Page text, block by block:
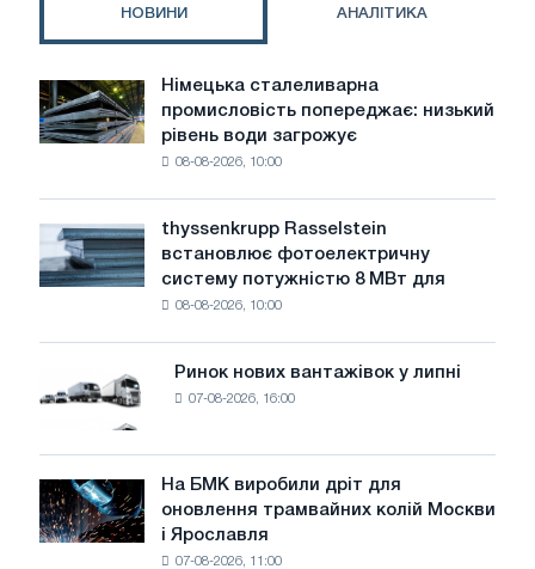
суму
мільярда
євро
НОВИНИ АНАЛІТИКА
Німецька
сталеливарна
промисловість
води
загрожує
безпеці
Німецька сталеливарна
промисловість попереджає: низький
рівень води загрожує
08-08-2026, 10:00
thyssenkrupp
Rasselstein
встановлює
фотоелектричну
досягнення
цілей
декарбонізації
thyssenkrupp Rasselstein
встановлює фотоелектричну
систему потужністю 8 МВт для
08-08-2026, 10:00
Ринок
нових
вантажівок
у
липні
Ринок нових вантажівок у липні
07-08-2026, 16:00
На
БМК
виробили
На БМК виробили дріт для
оновлення трамвайних колій Москви
і Ярославля
07-08-2026, 11:00